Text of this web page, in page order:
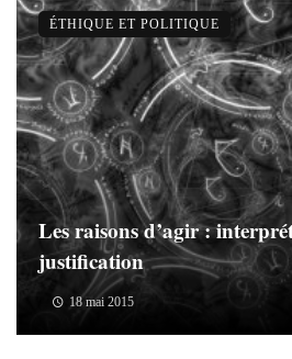
Les raisons d’agir :
justification
18 mai 2015
ÉTHIQUE ET POLITIQUE